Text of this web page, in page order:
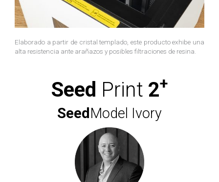
Elaborado a partir de cristal templado, este producto exhibe una
alta resistencia ante arañazos y posibles filtraciones de resina.
Seed Print 2+
SeedModel Ivory